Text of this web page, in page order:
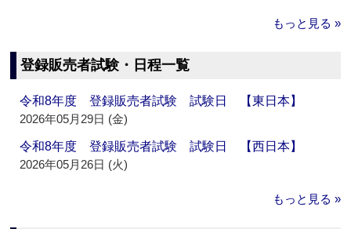
もっと見る »
登録販売者試験・日程一覧
令和8年度 登録販売者試験 試験日 【東日本】
2026年05月29日 (金)
令和8年度 登録販売者試験 試験日 【西日本】
2026年05月26日 (火)
もっと見る »